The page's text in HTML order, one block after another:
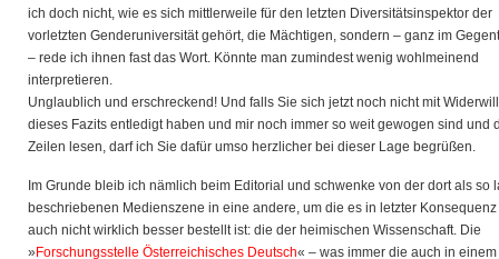
ich doch nicht, wie es sich mittlerweile für den letzten Diversitätsinspektor der
vorletzten Genderuniversität gehört, die Mächtigen, sondern – ganz im
– rede ich ihnen fast das Wort. Könnte man zumindest wenig wohlmeinend
interpretieren.
Unglaublich und erschreckend! Und falls Sie sich jetzt noch nicht mit
dieses Fazits entledigt haben und mir noch immer so weit gewogen sind und
Zeilen lesen, darf ich Sie dafür umso herzlicher bei dieser Lage begrüßen.
Im Grunde bleib ich nämlich beim Editorial und schwenke von der dort als so
beschriebenen Medienszene in eine andere, um die es in letzter Konsequenz
auch nicht wirklich besser bestellt ist: die der heimischen Wissenschaft. Die
»Forschungsstelle Österreichisches Deutsch« – was immer die auch in einem